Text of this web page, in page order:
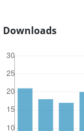
Downloads